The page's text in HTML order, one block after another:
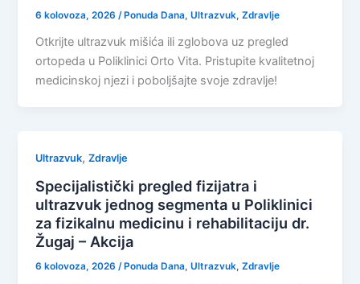
6 kolovoza, 2026 /Ponuda Dana,Ultrazvuk,Zdravlje
Otkrijte ultrazvuk mišića ili zglobova uz pregled
ortopeda u Poliklinici Orto Vita. Pristupite kvalitetnoj
medicinskoj njezi i poboljšajte svoje zdravlje!
Ultrazvuk,Zdravlje
Specijalistički pregled fizijatra i
ultrazvuk jednog segmenta u Poliklinici
za fizikalnu medicinu i rehabilitaciju dr.
Žugaj – Akcija
6 kolovoza, 2026/ Ponuda Dana,Ultrazvuk,Zdravlje